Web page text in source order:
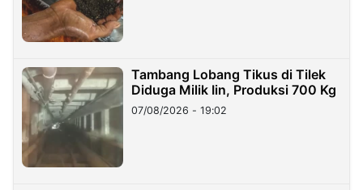
Tambang Lobang Tikus di Tilek
Diduga Milik Iin, Produksi 700 Kg
07/08/2026 - 19:02